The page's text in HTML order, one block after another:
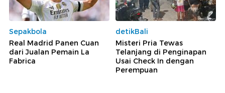
Sepakbola
Real Madrid Panen Cuan
dari Jualan Pemain La
Fabrica
detikBali
Misteri Pria Tewas
Telanjang di Penginapan
Usai Check In dengan
Perempuan